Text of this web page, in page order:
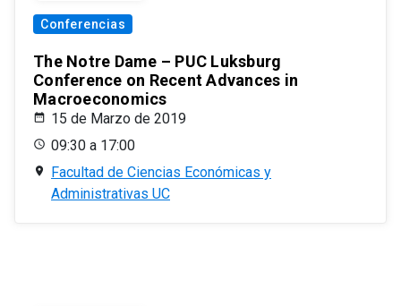
Conferencias
The Notre Dame – PUC Luksburg
Conference on Recent Advances in
Macroeconomics
15 de Marzo de 2019
09:30 a 17:00
Facultad de Ciencias Económicas y
Administrativas UC